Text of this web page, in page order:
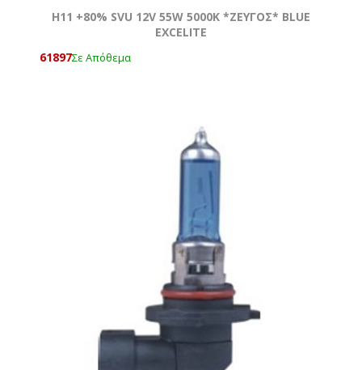
H11 +80% SVU 12V 55W 5000Κ *ΖΕΥΓΟΣ* BLUE
EXCELITE
61897Σε Απόθεμα